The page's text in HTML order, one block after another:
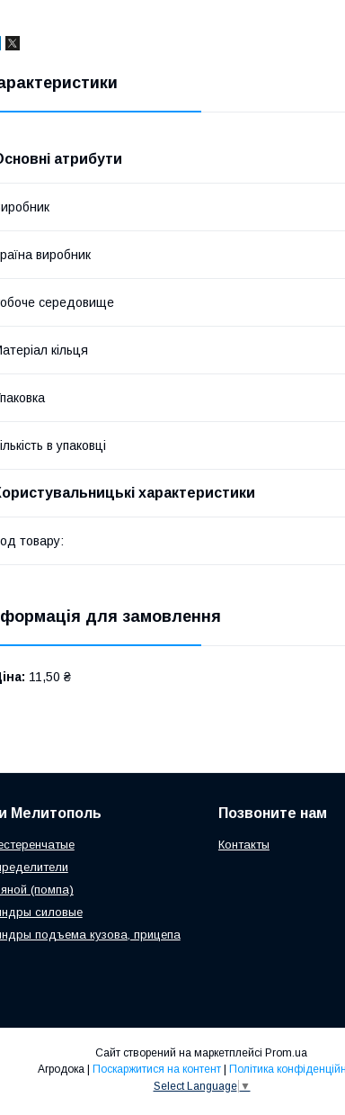
атрибути
виробник
середовище
кільця
в упаковці
характеристики
товару:
для замовлення
11,50 ₴
Мелитополь
(помпа)
силовые
подъема кузова, прицепа
Позвоните нам
Контакты
Сайт створений на маркетплейсі Prom.ua
Поскаржитися на контент
Політика
Select Language ▼